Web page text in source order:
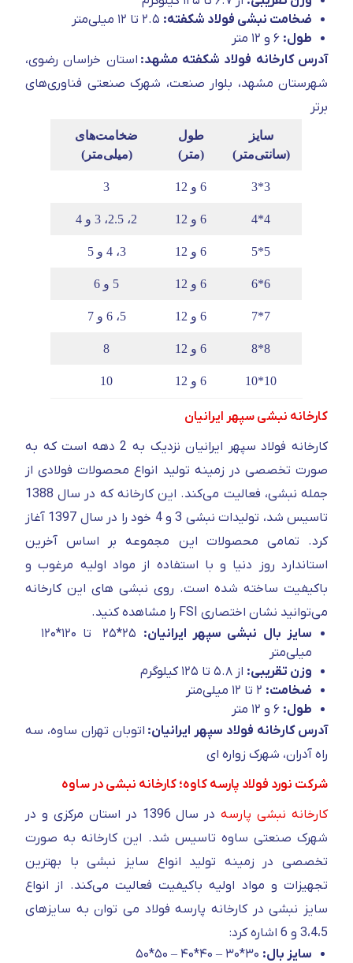
ضخامت نبشی فولاد شکفته:
طول:
آدرس کارخانه فولاد شکفته مشهد: استان خراسان رضوی،
شهرستان مشهد، بلوار صنعت، شهرک صنعتی فناوری‌های
برتر
سایز
(سانتی‌متر)
طول
(متر)
ضخامت‌های
(میلی‌متر)
3*3 6 و 12 3
4*4 6 و 12 2، 2.5، 3 و 4
5*5 6 و 12 3، 4 و 5
6*6 6 و 12 5 و 6
7*7 6 و 12 5، 6 و 7
8*8 6 و 12 8
10*10 6 و 12 10
کارخانه نبشی سپهر ایرانیان
کارخانه فولاد سپهر ایرانیان نزدیک به 2 دهه است که به
صورت تخصصی در زمینه تولید انواع محصولات فولادی از
جمله نبشی، فعالیت می‌کند. این کارخانه که در سال 1388
تاسیس شد، تولیدات نبشی 3 و 4 خود را در سال 1397 آغاز
کرد. تمامی محصولات این مجموعه بر اساس آخرین
استاندارد روز دنیا و با استفاده از مواد اولیه مرغوب و
باکیفیت ساخته شده است. روی نبشی های این کارخانه
می‌توانید نشان اختصاری FSI را مشاهده کنید.
سایز بال نبشی سپهر ایرانیان:
۲۵*۲۵ تا ۱۲۰*۱۲۰
میلی‌متر
وزن تقریبی: از ۵.۸ تا ۱۲۵ کیلوگرم
ضخامت:
طول:
آدرس کارخانه فولاد سپهر ایرانیان: اتوبان تهران ساوه، سه
راه آدران، شهرک زواره ای
شرکت نورد فولاد پارسه کاوه؛ کارخانه نبشی در ساوه
کارخانه نبشی پارسه
در سال 1396 در استان مرکزی و در
شهرک صنعتی ساوه تاسیس شد. این کارخانه به صورت
تخصصی در زمینه تولید انواع سایز نبشی با بهترین
تجهیزات و مواد اولیه باکیفیت فعالیت می‌کند. از انواع
سایز نبشی در کارخانه پارسه فولاد می توان به سایزهای
3،4،5 و 6 اشاره کرد:
سایز بال: